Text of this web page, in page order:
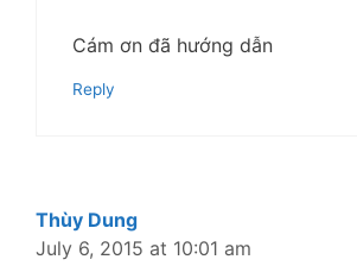
Cám ơn đã hướng dẫn
Reply
Thùy Dung
July 6, 2015 at 10:01 am